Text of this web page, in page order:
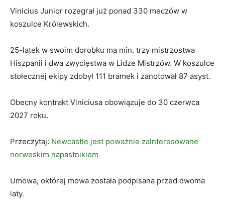
Vinicius Junior rozegrał już ponad 330 meczów w
koszulce Królewskich.
25-latek w swoim dorobku ma min. trzy mistrzostwa
Hiszpanii i dwa zwycięstwa w Lidze Mistrzów. W koszulce
stołecznej ekipy zdobył 111 bramek i zanotował 87 asyst.
Obecny kontrakt Viniciusa obowiązuje do 30 czerwca
2027 roku.
Przeczytaj: Newcastle jest poważnie zainteresowane
norweskim napastnikiem
Umowa, októrej mowa została podpisana przed dwoma
laty.